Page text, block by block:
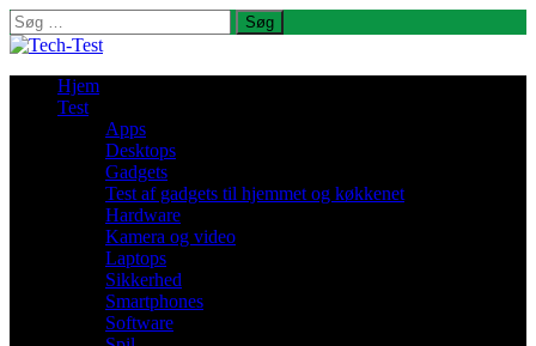
Søg
efter:
Hjem
Test
Apps
Desktops
Gadgets
Test af gadgets til hjemmet og køkkenet
Hardware
Kamera og video
Laptops
Sikkerhed
Smartphones
Software